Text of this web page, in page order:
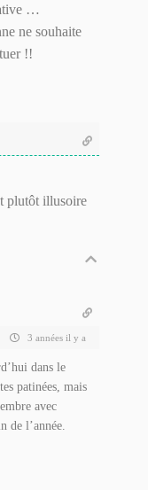
…
ne souhaite
!!
plutôt illusoire
3 années il y a
dans le
patinées, mais
avec
de l’année.